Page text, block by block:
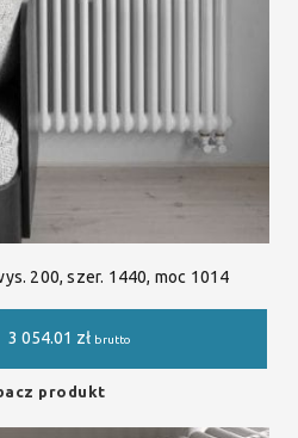
200, szer. 1440, moc 1014
3 054.01 zł brutto
produkt